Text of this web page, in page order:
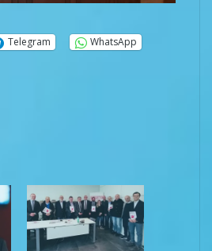
Telegram
WhatsApp